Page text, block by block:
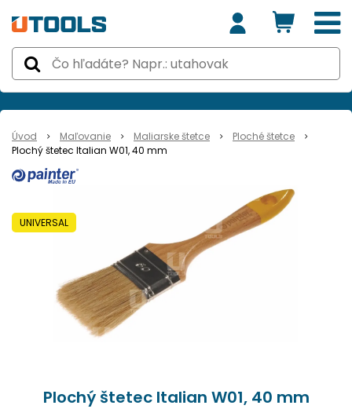
Úvod Maľovanie Maliarske štetce
Ploché štetce
Plochý štetec Italian W01, 40 mm
UNIVERSAL
Plochý štetec Italian W01, 40 mm